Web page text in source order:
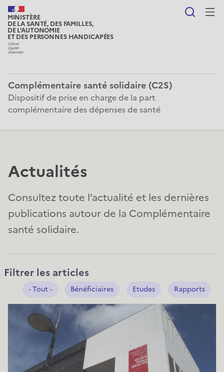
MINISTÈRE
DE LA SANTÉ, DES FAMILLES,
DE L'AUTONOMIE
ET DES PERSONNES HANDICAPÉES
Complémentaire santé solidaire (C2S)
Dispositif de prise en charge de la part
complémentaire des dépenses de santé
Actualités
Consultez toute l’actualité et les dernières
publications autour de la Complémentaire
santé solidaire.
Filtrer les articles
- Tout - Bénéficiaires Etudes Rapports